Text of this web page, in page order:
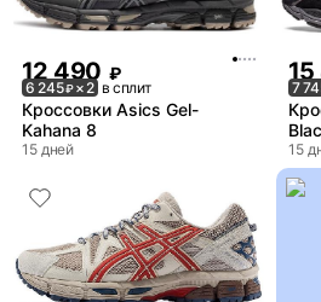
12 490 ₽
6 245₽× 2 в сплит
Кроссовки Asics Gel-
Kahana 8
15 дней
7
15